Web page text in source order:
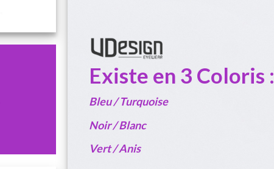
Existe en 3 Coloris :
Bleu / Turquoise
Noir / Blanc
Vert / Anis